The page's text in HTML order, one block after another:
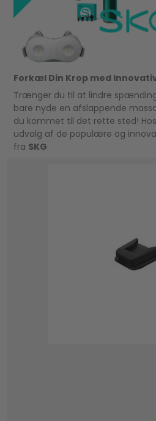
Forkæl Din Krop med
Trænger du til at lindre
bare nyde en afslappende
du kommet til det rette sted!
udvalg af de populære og
fra SKG.